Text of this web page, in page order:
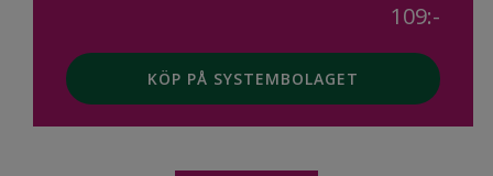
109:-
KÖP PÅ SYSTEMBOLAGET